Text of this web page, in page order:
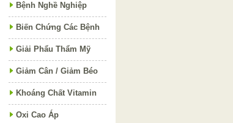
Bệnh Nghề Nghiệp
Biến Chứng Các Bệnh
Giải Phẩu Thẩm Mỹ
Giảm Cân / Giảm Béo
Khoáng Chất Vitamin
Oxi Cao Áp